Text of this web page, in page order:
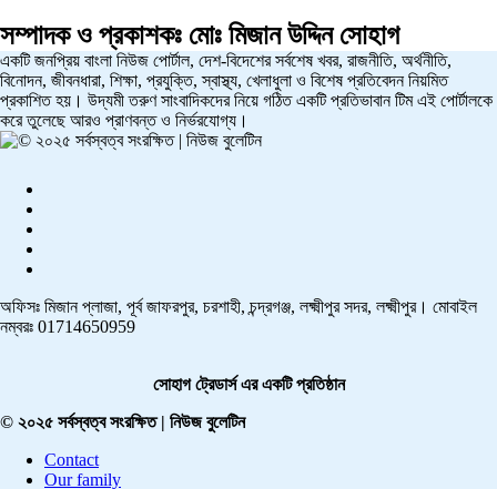
সম্পাদক ও প্রকাশকঃ মোঃ মিজান উদ্দিন সোহাগ
একটি জনপ্রিয় বাংলা নিউজ পোর্টাল, দেশ-বিদেশের সর্বশেষ খবর, রাজনীতি, অর্থনীতি,
বিনোদন, জীবনধারা, শিক্ষা, প্রযুক্তি, স্বাস্থ্য, খেলাধুলা ও বিশেষ প্রতিবেদন নিয়মিত
প্রকাশিত হয়। উদ্যমী তরুণ সাংবাদিকদের নিয়ে গঠিত একটি প্রতিভাবান টিম এই পোর্টালকে
করে তুলেছে আরও প্রাণবন্ত ও নির্ভরযোগ্য।
অফিসঃ মিজান প্লাজা, পূর্ব জাফরপুর, চরশাহী, চন্দ্রগঞ্জ, লক্ষ্মীপুর সদর, লক্ষ্মীপুর। মোবাইল
নম্বরঃ 01714650959
সোহাগ ট্রেডার্স এর একটি প্রতিষ্ঠান
© ২০২৫ সর্বস্বত্ব সংরক্ষিত | নিউজ বুলেটিন
Contact
Our family